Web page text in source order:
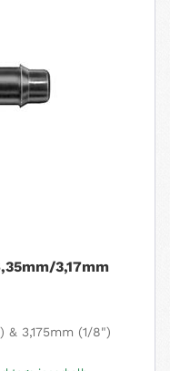
3,17mm
3,175mm (1/8")